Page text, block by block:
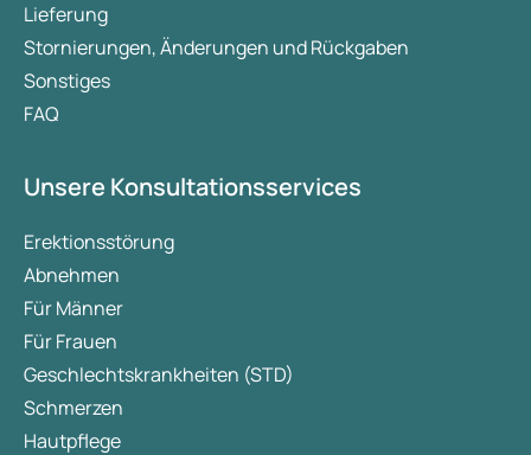
Lieferung
Stornierungen, Änderungen und Rückgaben
Sonstiges
FAQ
Unsere Konsultationsservices
Erektionsstörung
Abnehmen
Für Männer
Für Frauen
Geschlechtskrankheiten (STD)
Schmerzen
Hautpflege